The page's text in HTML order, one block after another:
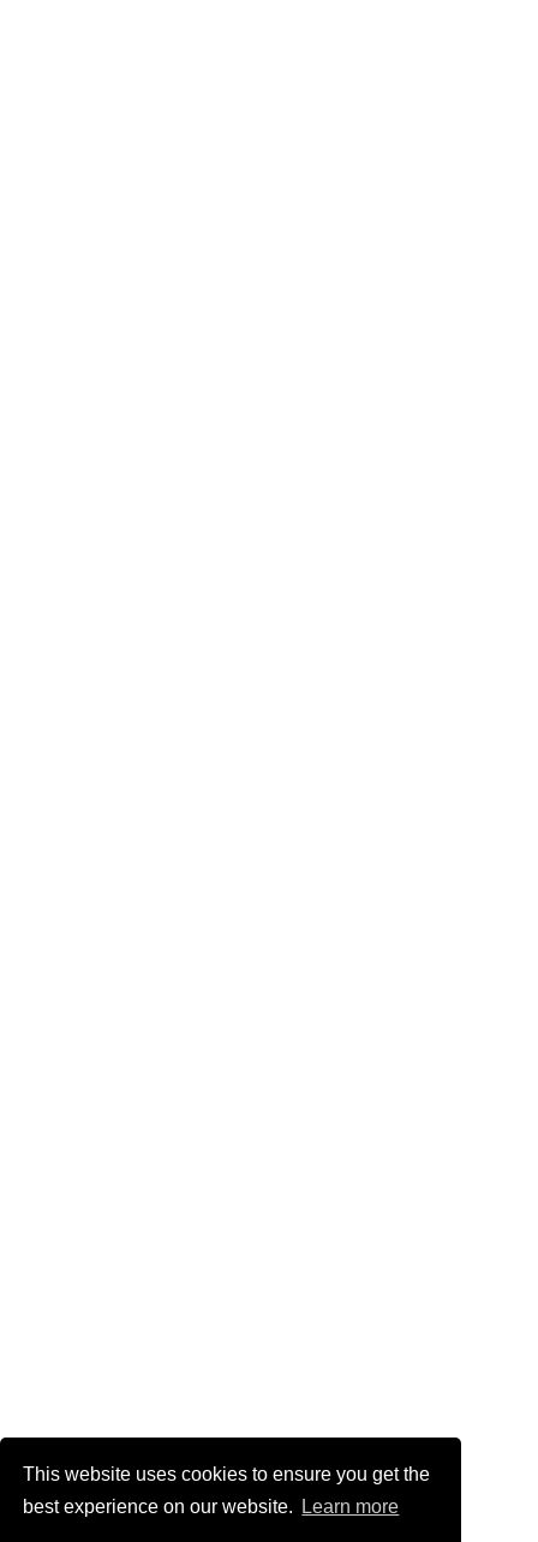
This website uses cookies to ensure you get the
best experience on our website.
Learn more